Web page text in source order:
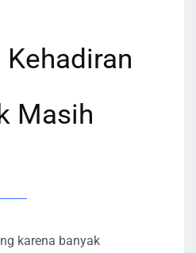
Masih
karena banyak